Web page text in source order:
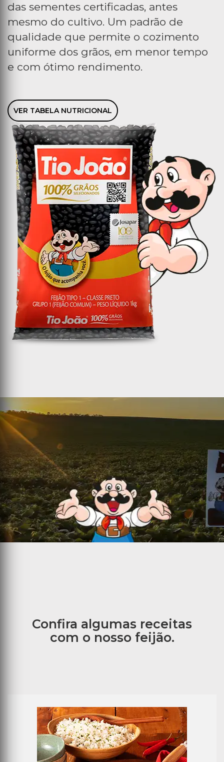
das sementes certificadas, antes
mesmo do cultivo. Um padrão de
qualidade que permite o cozimento
uniforme dos grãos, em menor tempo
e com ótimo rendimento.
VER TABELA NUTRICIONAL
Confira algumas receitas
com o nosso feijão.